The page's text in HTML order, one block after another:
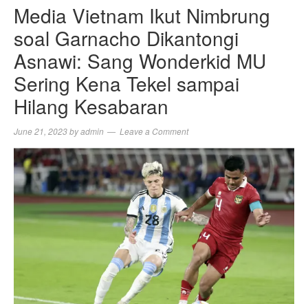
Media Vietnam Ikut Nimbrung
soal Garnacho Dikantongi
Asnawi: Sang Wonderkid MU
Sering Kena Tekel sampai
Hilang Kesabaran
June 21, 2023byadmin Leave a Comment